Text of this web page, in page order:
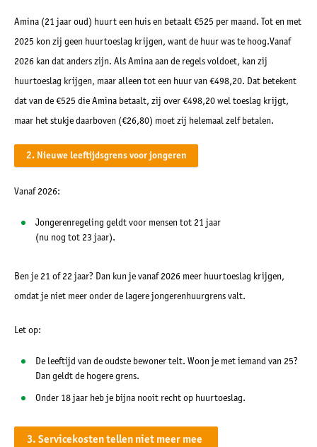
Amina (21 jaar oud) huurt een huis en betaalt €525 per maand. Tot en met
2025 kon zij geen huurtoeslag krijgen, want de huur was te hoog.Vanaf
2026 kan dat anders zijn. Als Amina aan de regels voldoet, kan zij
huurtoeslag krijgen, maar alleen tot een huur van €498,20. Dat betekent
dat van de €525 die Amina betaalt, zij over €498,20 wel toeslag krijgt,
maar het stukje daarboven (€26,80) moet zij helemaal zelf betalen.
2. Nieuwe leeftijdsgrens voor jongeren
Vanaf2026:
Jongerenregeling geldt voor mensen tot 21 jaar
(nu nog tot 23 jaar).
Ben je 21 of 22 jaar? Dan kun je vanaf 2026 meer huurtoeslag krijgen,
omdat je niet meer onder de lagere jongerenhuurgrens valt.
Let op:
De leeftijd van deoudste bewoner telt. Woon je met iemand van 25?
Dan geldt de hogere grens.
Onder 18 jaar heb je bijna nooit recht op huurtoeslag.
3. Servicekosten tellen niet meer mee